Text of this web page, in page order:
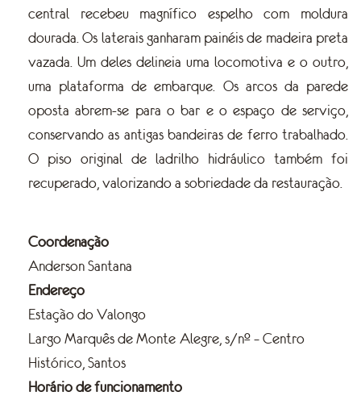
central recebeu magnífico espelho com moldura
dourada. Os laterais ganharam painéis de madeira preta
vazada. Um deles delineia uma locomotiva e o outro,
uma plataforma de embarque. Os arcos da parede
oposta abrem-se para o bar e o espaço de serviço,
conservando as antigas bandeiras de ferro trabalhado.
O piso original de ladrilho hidráulico também foi
recuperado, valorizando a sobriedade da restauração.
Coordenação
Anderson Santana
Endereço
Estação do Valongo
Largo Marquês de Monte Alegre, s/nº – Centro
Histórico, Santos
Horário de funcionamento